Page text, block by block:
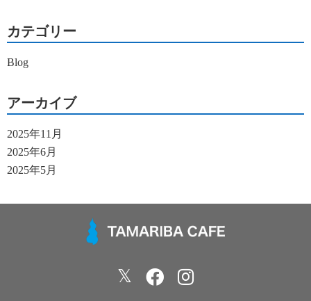
カテゴリー
Blog
アーカイブ
2025年11月
2025年6月
2025年5月
𝕏